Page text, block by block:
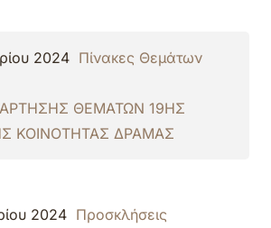
2024 Πίνακες Θεμάτων
ΘΕΜΑΤΩΝ 19ΗΣ
ΚΟΙΝΟΤΗΤΑΣ ΔΡΑΜΑΣ
2024 Προσκλήσεις